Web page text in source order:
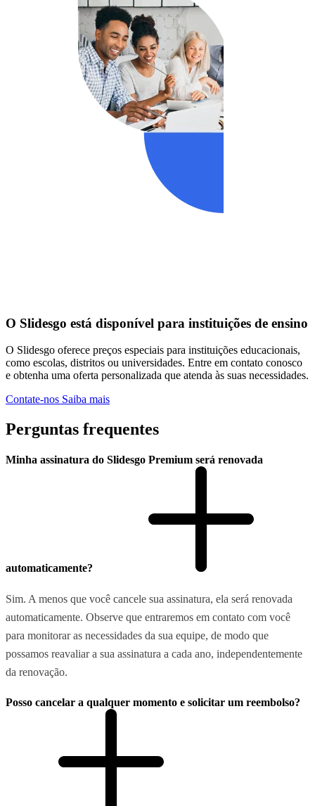
O Slidesgo está disponível para instituições de ensino
O Slidesgo oferece preços especiais para instituições educacionais,
como escolas, distritos ou universidades. Entre em contato conosco
e obtenha uma oferta personalizada que atenda às suas necessidades.
Contate-nos Saiba mais
Perguntas frequentes
Minha assinatura do Slidesgo Premium será renovada
automaticamente?
Sim. A menos que você cancele sua assinatura, ela será renovada
automaticamente. Observe que entraremos em contato com você
para monitorar as necessidades da sua equipe, de modo que
possamos reavaliar a sua assinatura a cada ano, independentemente
da renovação.
Posso cancelar a qualquer momento e solicitar um reembolso?